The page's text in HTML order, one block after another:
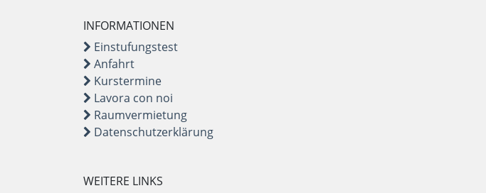
INFORMATIONEN
Einstufungstest
Anfahrt
Kurstermine
Lavora con noi
Raumvermietung
Datenschutzerklärung
WEITERE LINKS